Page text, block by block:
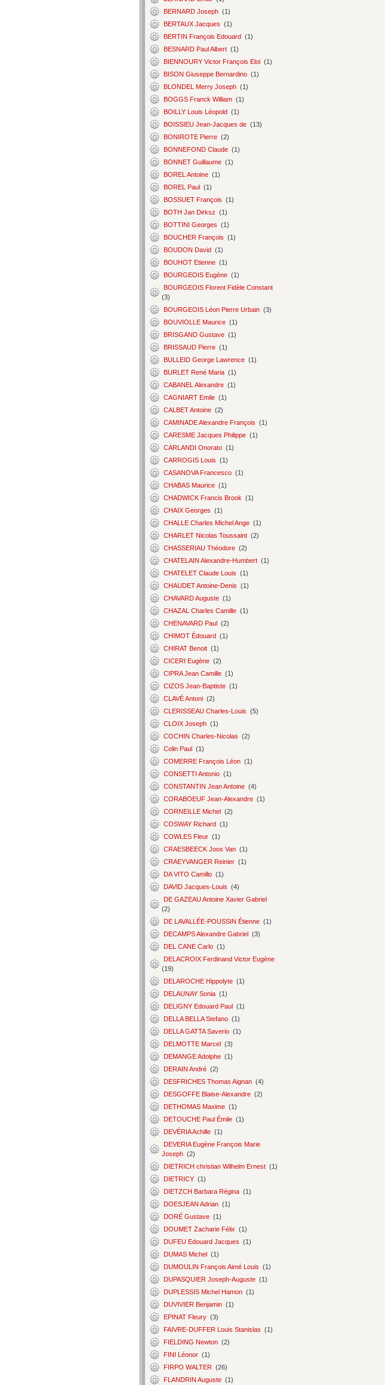
BERNARD Joseph (1)
BERTAUX Jacques (1)
BERTIN François Edouard (1)
BESNARD Paul Albert (1)
BIENNOURY Victor François Eloi (1)
BISON Giuseppe Bernardino (1)
BLONDEL Merry Joseph (1)
BOGGS Franck William (1)
BOILLY Louis Léopold (1)
BOISSIEU Jean-Jacques de (13)
BONIROTE Pierre (2)
BONNEFOND Claude (1)
BONNET Guillaume (1)
BOREL Antoine (1)
BOREL Paul (1)
BOSSUET François (1)
BOTH Jan Dirksz (1)
BOTTINI Georges (1)
BOUCHER François (1)
BOUDON David (1)
BOUHOT Etienne (1)
BOURGEOIS Eugène (1)
BOURGEOIS Florent Fidèle Constant
(3)
BOURGEOIS Léon Pierre Urbain (3)
BOUVIOLLE Maurice (1)
BRISGAND Gustave (1)
BRISSAUD Pierre (1)
BULLEID George Lawrence (1)
BURLET René Maria (1)
CABANEL Alexandre (1)
CAGNIART Emile (1)
CALBET Antoine (2)
CAMINADE Alexandre François (1)
CARESME Jacques Philippe (1)
CARLANDI Onorato (1)
CARROGIS Louis (1)
CASANOVA Francesco (1)
CHABAS Maurice (1)
CHADWICK Francis Brook (1)
CHAIX Georges (1)
CHALLE Charles Michel Ange (1)
CHARLET Nicolas Toussaint (2)
CHASSERIAU Théodore (2)
CHATELAIN Alexandre-Humbert (1)
CHATELET Claude Louis (1)
CHAUDET Antoine-Denis (1)
CHAVARD Auguste (1)
CHAZAL Charles Camille (1)
CHENAVARD Paul (2)
CHIMOT Édouard (1)
CHIRAT Benoit (1)
CICERI Eugène (2)
CIPRA Jean Camille (1)
CIZOS Jean-Baptiste (1)
CLAVÉ Antoni (2)
CLERISSEAU Charles-Louis (5)
CLOIX Joseph (1)
COCHIN Charles-Nicolas (2)
Colin Paul (1)
COMERRE François Léon (1)
CONSETTI Antonio (1)
CONSTANTIN Jean Antoine (4)
CORABOEUF Jean-Alexandre (1)
CORNEILLE Michel (2)
COSWAY Richard (1)
COWLES Fleur (1)
CRAESBEECK Joos Van (1)
CRAEYVANGER Reinier (1)
DA VITO Camillo (1)
DAVID Jacques-Louis (4)
DE GAZEAU Antoine Xavier Gabriel
(2)
DE LAVALLÉE-POUSSIN Étienne (1)
DECAMPS Alexandre Gabriel (3)
DEL CANE Carlo (1)
DELACROIX Ferdinand Victor Eugène
(19)
DELAROCHE Hippolyte (1)
DELAUNAY Sonia (1)
DELIGNY Edouard Paul (1)
DELLA BELLA Stefano (1)
DELLA GATTA Saverio (1)
DELMOTTE Marcel (3)
DEMANGE Adolphe (1)
DERAIN André (2)
DESFRICHES Thomas Aignan (4)
DESGOFFE Blaise-Alexandre (2)
DETHOMAS Maxime (1)
DETOUCHE Paul Émile (1)
DEVÉRIA Achille (1)
DEVERIA Eugène François Marie
Joseph (2)
DIETRICH christian Wilhelm Ernest (1)
DIETRICY (1)
DIETZCH Barbara Régina (1)
DOESJEAN Adrian (1)
DORÉ Gustave (1)
DOUMET Zacharie Félix (1)
DUFEU Edouard Jacques (1)
DUMAS Michel (1)
DUMOULIN François Aimé Louis (1)
DUPASQUIER Joseph-Auguste (1)
DUPLESSIS Michel Hamon (1)
DUVIVIER Benjamin (1)
EPINAT Fleury (3)
FAIVRE-DUFFER Louis Stanislas (1)
FIELDING Newton (2)
FINI Léonor (1)
FIRPO WALTER (26)
FLANDRIN Auguste (1)